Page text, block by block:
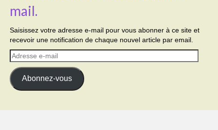
mail.
Saisissez votre adresse e-mail pour vous abonner à ce site et
recevoir une notification de chaque nouvel article par email.
Adresse
e-
mail
Abonnez-vous